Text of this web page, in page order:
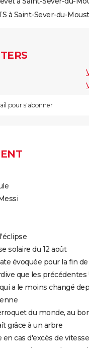
à Saint-Sever-du-
solaire du 12 août
évoquée pour la fin de
que les précédentes !
a le moins changé
du monde, au
grâce à un arbre
cas d'excès de